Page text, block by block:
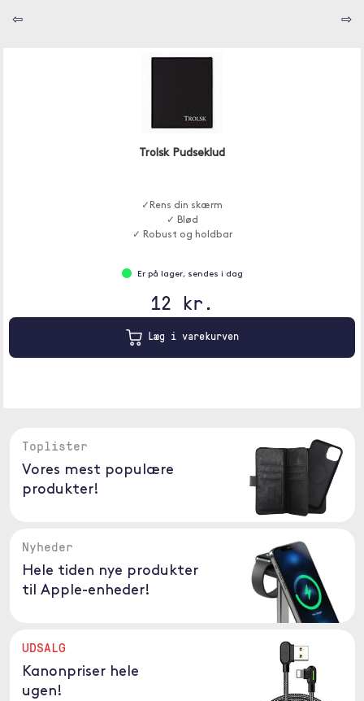
⇦ ⇨
Trolsk Pudseklud
✓Rens din skærm
✓ Blød
✓ Robust og holdbar
Er på lager, sendes i dag
12 kr.
Læg i varekurven
Toplister
Vores mest populære
produkter!
Nyheder
Hele tiden nye produkter
til Apple-enheder!
UDSALG
Kanonpriser hele
ugen!